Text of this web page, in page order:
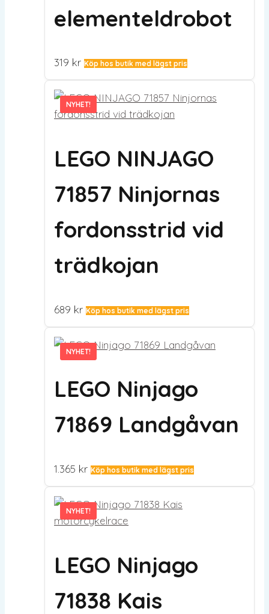
elementeldrobot
319 kr Köp hos butik med lägst pris
NYHET!
NYHET!
LEGO NINJAGO
71857 Ninjornas
fordonsstrid vid
trädkojan
689 kr Köp hos butik med lägst pris
NYHET!
NYHET!
LEGO Ninjago
71869 Landgåvan
1.365 kr Köp hos butik med lägst pris
NYHET!
NYHET!
LEGO Ninjago
71838 Kais